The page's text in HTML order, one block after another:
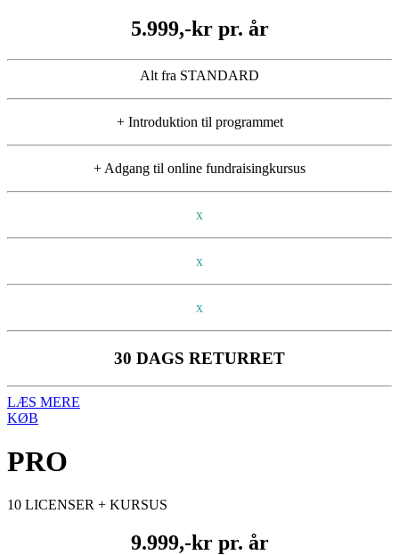
5.999,-kr pr. år
Alt fra STANDARD
+ Introduktion til programmet
+ Adgang til online fundraisingkursus
x
x
x
30 DAGS RETURRET
LÆS MERE
KØB
PRO
10 LICENSER + KURSUS
9.999,-kr pr. år